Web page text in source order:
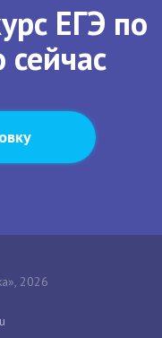
ЕГЭ по
2026